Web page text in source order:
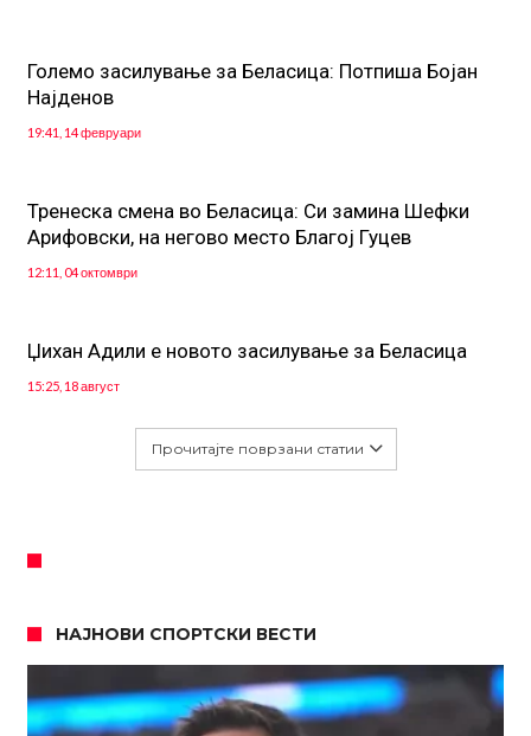
Големо засилување за Беласица: Потпиша Бојан
Најденов
19:41, 14 февруари
Тренеска смена во Беласица: Си замина Шефки
Арифовски, на негово место Благој Гуцев
12:11, 04 октомври
Џихан Адили е новото засилување за Беласица
15:25, 18 август
Прочитајте поврзани статии
НАЈНОВИ СПОРТСКИ ВЕСТИ